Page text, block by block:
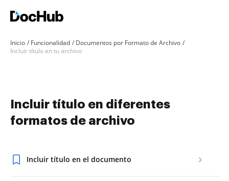
Inicio Funcionalidad
Documentos por Formato de Archivo
Incluir título en tu archivo
Incluir título en diferentes
formatos de archivo
Incluir título en el documento